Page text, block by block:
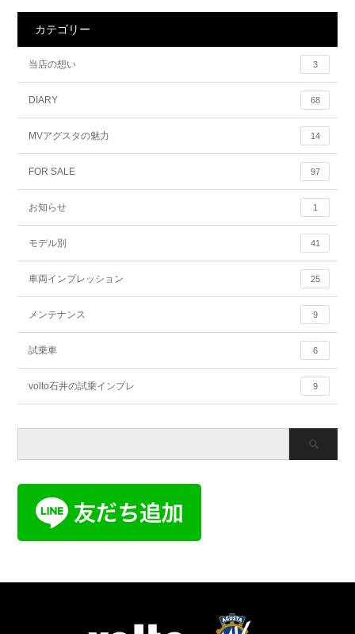
カテゴリー
当店の想い 3
DIARY 68
MVアグスタの魅力 14
FOR SALE 97
お知らせ 1
モデル別 41
車両インプレッション 25
メンテナンス 9
試乗車 6
volto石井の試乗インプレ 9